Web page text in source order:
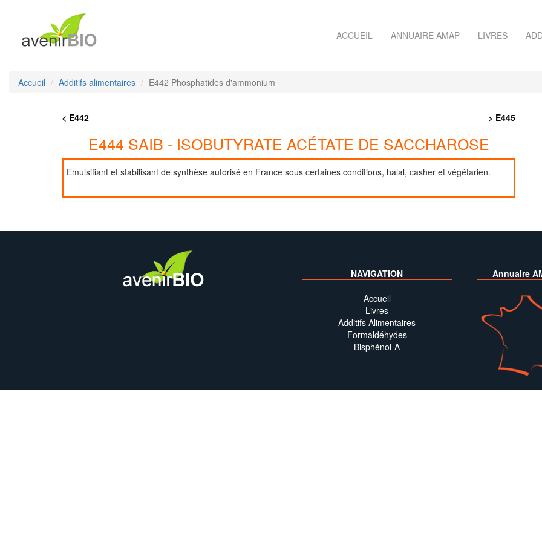
ACCUEIL ANNUAIRE AMAP LIVRES
Accueil Additifs alimentaires E442 Phosphatides d'ammonium
< E442 > E445
E444 SAIB - ISOBUTYRATE ACÉTATE DE SACCHAROSE
Emulsifiant et stabilisant de synthèse autorisé en France sous certaines conditions, halal, casher et végétarien.
NAVIGATION
Accueil
Livres
Additifs Alimentaires
Formaldéhydes
Bisphénol-A
Annuaire